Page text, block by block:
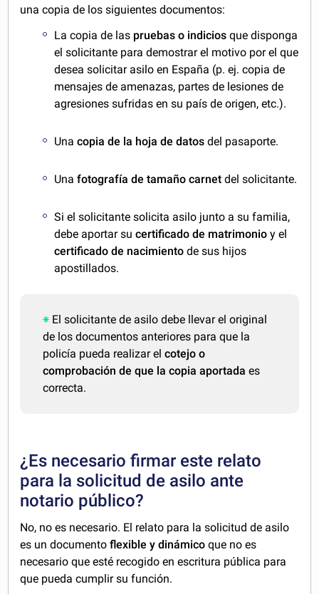
una copia de los siguientes documentos:
La copia de las pruebas o indicios que disponga
el solicitante para demostrar el motivo por el que
desea solicitar asilo en España (p. ej. copia de
mensajes de amenazas, partes de lesiones de
agresiones sufridas en su país de origen, etc.).
Unacopia de la hoja de datos del pasaporte.
Unafotografía de tamaño carnet del solicitante.
Si el solicitante solicita asilo junto a su familia,
debe aportar sucertificado de matrimonio y el
certificado de nacimiento de sus hijos
apostillados.
El solicitante de asilo debe llevar el original
de los documentos anteriores para que la
policía pueda realizar elcotejo o
comprobación de que la copia aportada es
correcta.
¿Es necesario firmar este relato
para la solicitud de asilo ante
notario público?
No, no es necesario. El relato para la solicitud de asilo
es un documentoflexible y dinámico que no es
necesario que esté recogido en escritura pública para
que pueda cumplir su función.